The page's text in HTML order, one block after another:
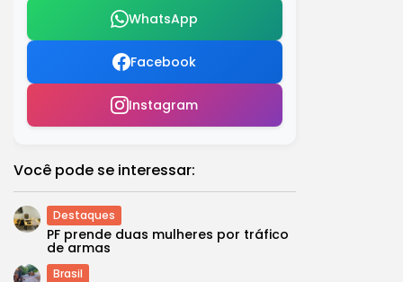
WhatsApp
Facebook
Instagram
Você pode se interessar:
Destaques
PF prende duas mulheres por tráfico
de armas
Brasil